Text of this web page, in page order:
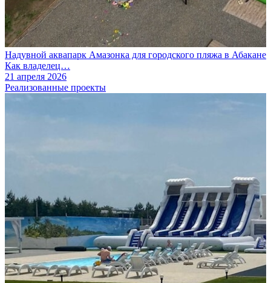
Надувной аквапарк Амазонка для городского пляжа в Абакане
Как владелец…
21 апреля 2026
Реализованные проекты